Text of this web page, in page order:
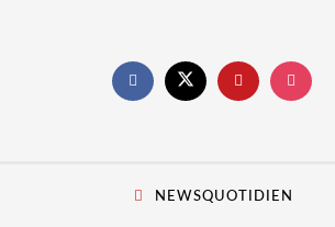
NEWSQUOTIDIEN